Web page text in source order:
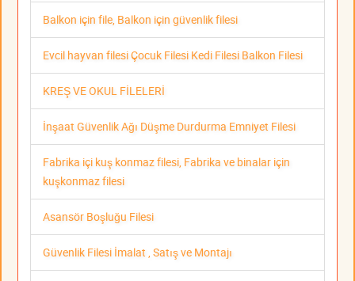
Balkon için file, Balkon için güvenlik filesi
Evcil hayvan filesi Çocuk Filesi Kedi Filesi Balkon Filesi
KREŞ VE OKUL FİLELERİ
İnşaat Güvenlik Ağı Düşme Durdurma Emniyet Filesi
Fabrika içi kuş konmaz filesi, Fabrika ve binalar için
kuşkonmaz filesi
Asansör Boşluğu Filesi
Güvenlik Filesi İmalat , Satış ve Montajı